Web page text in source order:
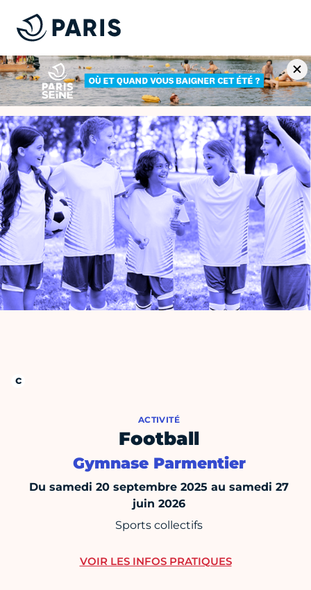
ACTIVITÉ
Football
Gymnase Parmentier
Du samedi 20 septembre 2025 au samedi 27
juin 2026
Sports collectifs
VOIR LES INFOS PRATIQUES